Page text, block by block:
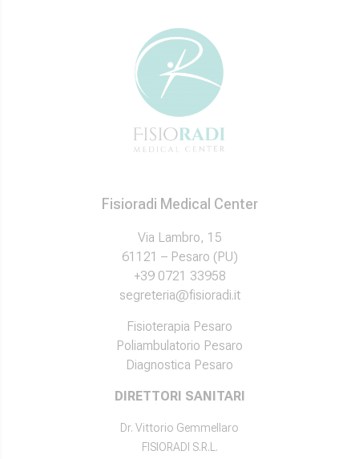
Fisioradi Medical Center
Via Lambro, 15
61121 – Pesaro (PU)
+39 0721 33958
segreteria@fisioradi.it
Fisioterapia Pesaro
Poliambulatorio Pesaro
Diagnostica Pesaro
DIRETTORI SANITARI
Dr. Vittorio Gemmellaro
FISIORADI S.R.L.